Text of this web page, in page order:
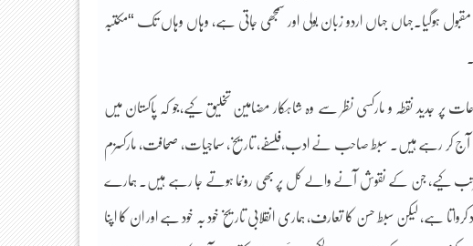
ہوگیا۔جہاں جہاں اردو زبان بولی اور سمجھی جاتی ہے، وہاں وہاں تک “مکتبہ
پر جدید نقطہ و مارکسی نظر سے وہ شاہکار مضامین تخلیق کیے،جو کہ پاکستان میں
آج کر رہے ہیں۔ سبط صاحب نے ادب،فلسفے، تاریخ، سماجیات، صحافت، مارکسزم
مرتب کیے، جن کے نقوش آنے والے کل پر بھی رونما ہوتے جا رہے ہیں۔ ہمارے
ہے، لیکن سبط حسن کا تعارف، ہماری انقلابی تاریخ خود بہ خود ہے اور ان کا اپنا